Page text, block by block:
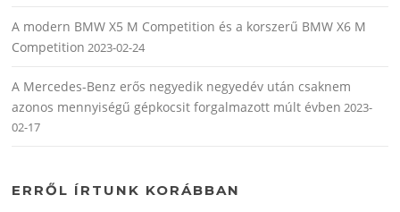
A modern BMW X5 M Competition és a korszerű BMW X6 M
Competition 2023-02-24
A Mercedes-Benz erős negyedik negyedév után csaknem
azonos mennyiségű gépkocsit forgalmazott múlt évben 2023-
02-17
ERRŐL ÍRTUNK KORÁBBAN